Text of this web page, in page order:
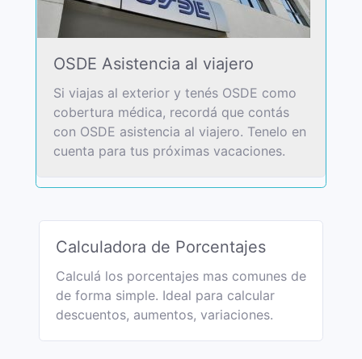
OSDE Asistencia al viajero
Si viajas al exterior y tenés OSDE como
cobertura médica, recordá que contás
con OSDE asistencia al viajero. Tenelo en
cuenta para tus próximas vacaciones.
Calculadora de Porcentajes
Calculá los porcentajes mas comunes de
de forma simple. Ideal para calcular
descuentos, aumentos, variaciones.